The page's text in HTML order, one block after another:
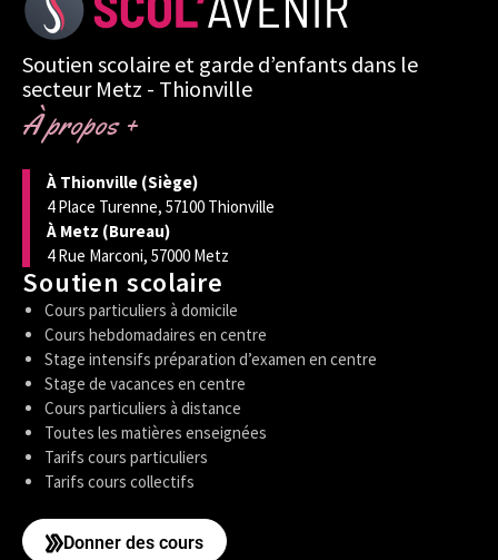
Soutien scolaire et garde d’enfants dans le
secteur Metz - Thionville
À propos +
À Thionville (Siège)
4 Place Turenne, 57100 Thionville
À Metz (Bureau)
4 Rue Marconi, 57000 Metz
Soutien scolaire
Cours particuliers à domicile
Cours hebdomadaires en centre
Stage intensifs préparation d’examen en centre
Stage de vacances en centre
Cours particuliers à distance
Toutes les matières enseignées
Tarifs cours particuliers
Tarifs cours collectifs
Donner des cours